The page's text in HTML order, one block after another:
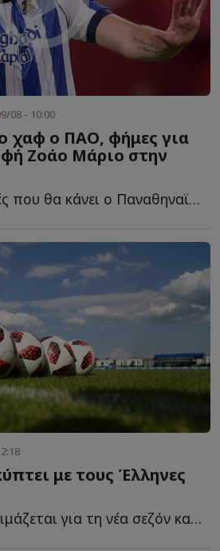
08 - 10:00
χαφ ο ΠΑΟ, φήμες για
Ζοάο Μάριο στην
Οι δύο μεταγραφές που θα κάνει ο Παναθηναϊκός στη μεσαία γ...
με τους Έλληνες
Ο Γκρανκάσας ετοιμάζεται για τη νέα σεζόν και βγάζει κ...